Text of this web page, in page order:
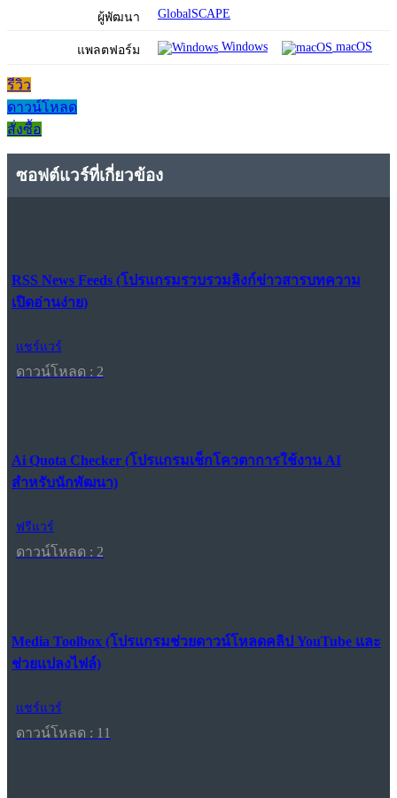
ผู้พัฒนา GlobalSCAPE
แพลตฟอร์ม Windows macOS
รีวิว
ดาวน์โหลด
สั่งซื้อ
ซอฟต์แวร์ที่เกี่ยวข้อง
RSS News Feeds (โปรแกรมรวบรวมลิงก์ข่าวสารบทความ
เปิดอ่านง่าย)
แชร์แวร์
ดาวน์โหลด : 2
Ai Quota Checker (โปรแกรมเช็กโควตาการใช้งาน AI
สำหรับนักพัฒนา)
ฟรีแวร์
ดาวน์โหลด : 2
Media Toolbox (โปรแกรมช่วยดาวน์โหลดคลิป YouTube และ
ช่วยแปลงไฟล์)
แชร์แวร์
ดาวน์โหลด : 11